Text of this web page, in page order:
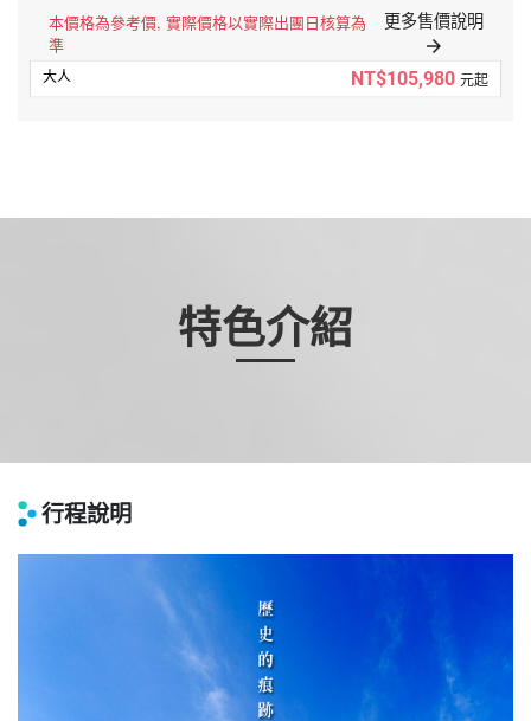
本價格為參考價, 實際價格以實際出團日核算為
準
更多售價說明
arrow_forward
NT$105,980 元起
特色介紹
行程說明